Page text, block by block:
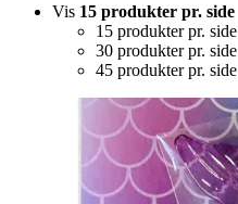
Vis 15 produkter pr. side
15 produkter pr. side
30 produkter pr. side
45 produkter pr. side